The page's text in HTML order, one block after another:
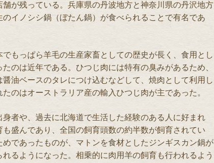
舗が残っている。兵庫県の丹波地方と神奈川県の丹沢地方
イノシシ鍋（ぼたん鍋）が食べられることで有名であ
でもっぱら羊毛の生産家畜としての歴史が長く、食用とし
のは近年である。ひつじ肉には特有の臭みがあるため、
油ベースのタレにつけ込むなどして、焼肉として利用し
のはオーストラリア産の輸入ひつじ肉が主であった。
者や、過去に北海道で生活した経験のある人に好まれ
も盛んであり、全国の飼育頭数の約半数が飼育されてい
めであったものが、マトンを食材としたジンギスカン鍋が
れるようになった。相乗的に肉用羊の飼育も行われるよう